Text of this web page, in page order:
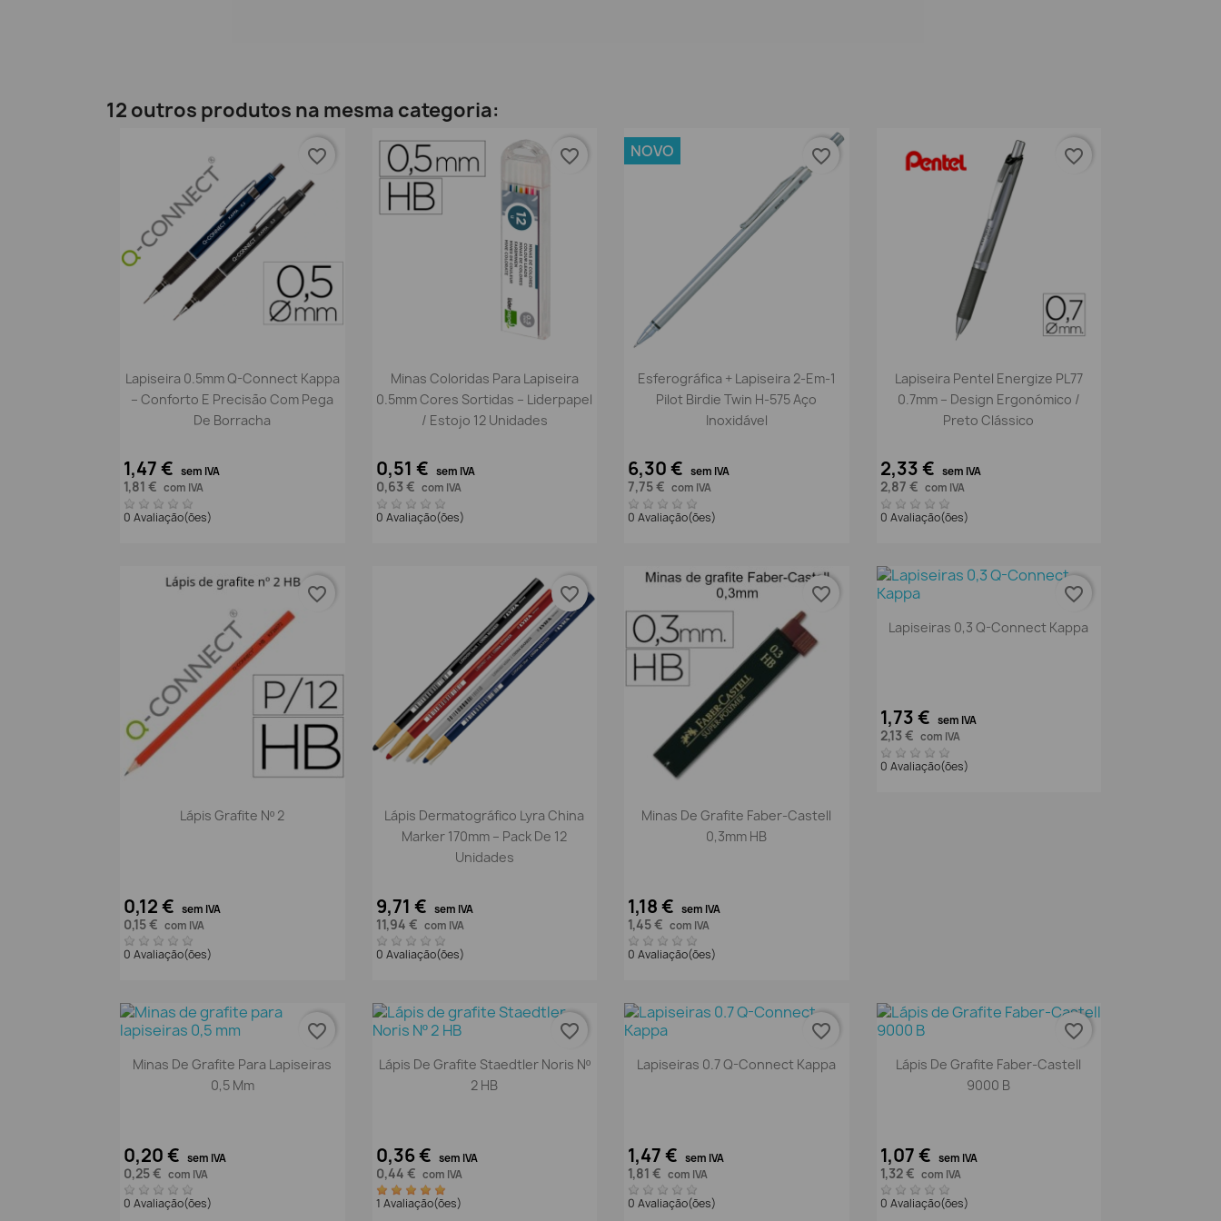
12 outros produtos na mesma categoria:
 Vista rápida
Lapiseira 0.5mm Q-Connect Kappa
– Conforto E Precisão Com Pega
De Borracha
1,47 € sem IVA
1,81 € com IVA
0 Avaliação(ões)
favorite_border
Vista rápida
Minas Coloridas Para Lapiseira
0.5mm Cores Sortidas – Liderpapel
/ Estojo 12 Unidades
0,51 € sem IVA
0,63 € com IVA
0 Avaliação(ões)
favorite_border
Vista rápida
Esferográfica + Lapiseira 2-Em-1
Pilot Birdie Twin H-575 Aço
Inoxidável
6,30 € sem IVA
7,75 € com IVA
0 Avaliação(ões)
NOVO favorite_border
Vista rápida
Lapiseira Pentel Energize PL77
0.7mm – Design Ergonómico /
Preto Clássico
2,33 € sem IVA
2,87 € com IVA
0 Avaliação(ões)
favorite_border
Vista rápida
Lápis Grafite Nº 2
0,12 € sem IVA
0,15 € com IVA
0 Avaliação(ões)
favorite_border
Vista rápida
Lápis Dermatográfico Lyra China
Marker 170mm – Pack De 12
Unidades
9,71 € sem IVA
11,94 € com IVA
0 Avaliação(ões)
favorite_border
Vista rápida
Minas De Grafite Faber-Castell
0,3mm HB
1,18 € sem IVA
1,45 € com IVA
0 Avaliação(ões)
favorite_border
Vista rápida
Lapiseiras 0,3 Q-Connect Kappa
1,73 € sem IVA
2,13 € com IVA
0 Avaliação(ões)
favorite_border
Vista rápida
Minas De Grafite Para Lapiseiras
0,5 Mm
0,20 € sem IVA
0,25 € com IVA
0 Avaliação(ões)
favorite_border
Vista rápida
Lápis De Grafite Staedtler Noris Nº
2 HB
0,36 € sem IVA
0,44 € com IVA
1 Avaliação(ões)
favorite_border
Vista rápida
Lapiseiras 0.7 Q-Connect Kappa
1,47 € sem IVA
1,81 € com IVA
0 Avaliação(ões)
favorite_border
Vista rápida
Lápis De Grafite Faber-Castell
9000 B
1,07 € sem IVA
1,32 € com IVA
0 Avaliação(ões)
favorite_border